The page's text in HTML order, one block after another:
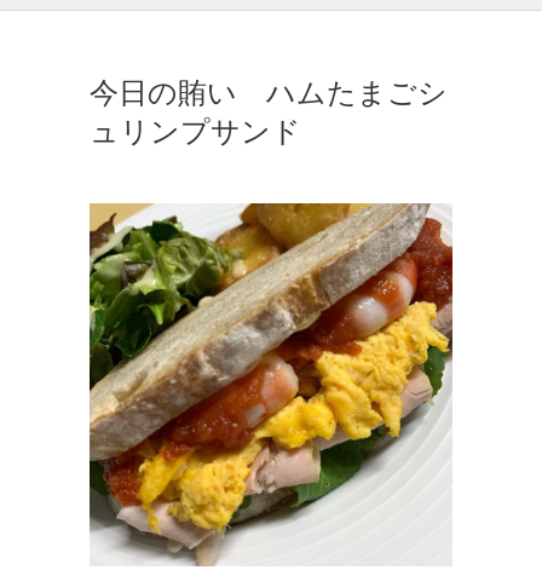
今日の賄い ハムたまごシ
ュリンプサンド